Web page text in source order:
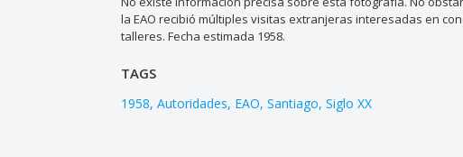
la EAO recibió múltiples visitas extranjeras interesadas en
talleres. Fecha estimada 1958.
TAGS
1958 Autoridades EAO Santiago Siglo XX